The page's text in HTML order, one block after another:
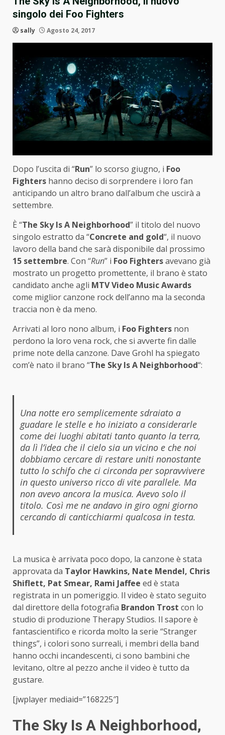
singolo dei Foo Fighters
sally Agosto 24, 2017
Dopo l’uscita di “Run” lo scorso giugno, i Foo
Fighters hanno deciso di sorprendere i loro fan
anticipando un altro brano dall’album che uscirà a
settembre.
È “The Sky Is A Neighborhood” il titolo del nuovo
singolo estratto da “Concrete and gold“, il nuovo
lavoro della band che sarà disponibile dal prossimo
15 settembre. Con “Run” i Foo Fightersavevano già
mostrato un progetto promettente, il brano è stato
candidato anche agli MTV Video Music Awards
come miglior canzone rock dell’anno ma la seconda
traccia non è da meno.
Arrivati al loro nono album, i Foo Fighters non
perdono la loro vena rock, che si avverte fin dalle
prime note della canzone. Dave Grohl ha spiegato
com’è nato il brano “The Sky Is A Neighborhood“:
Una notte ero semplicemente sdraiato a
guadare le stelle e ho iniziato a considerarle
come dei luoghi abitati tanto quanto la terra,
da lì l’idea che il cielo sia un vicino e che noi
dobbiamo cercare di restare uniti nonostante
tutto lo schifo che ci circonda per sopravvivere
in questo universo ricco di vite parallele. Ma
non avevo ancora la musica. Avevo solo il
titolo. Così me ne andavo in giro ogni giorno
cercando di canticchiarmi qualcosa in testa.
La musica è arrivata poco dopo, la canzone è stata
approvata da Taylor Hawkins, Nate Mendel, Chris
Shiflett, Pat Smear, Rami Jaffee ed è stata
registrata in un pomeriggio. Il video è stato seguito
dal direttore della fotografia Brandon Trost con lo
studio di produzione Therapy Studios. Il sapore è
fantascientifico e ricorda molto la serie “Stranger
things”, i colori sono surreali, i membri della band
hanno occhi incandescenti, ci sono bambini che
levitano, oltre al pezzo anche il video è tutto da
gustare.
[jwplayer mediaid=”168225″]
The Sky Is A Neighborhood,